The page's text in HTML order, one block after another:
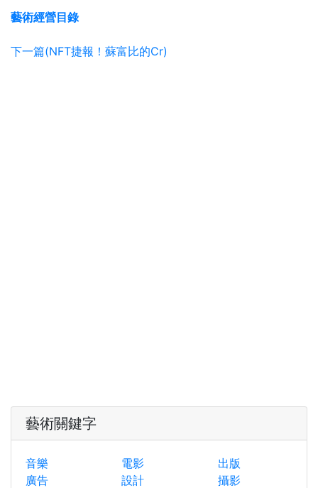
藝術經營目錄
下一篇(NFT捷報！蘇富比的Cr)
藝術關鍵字
音樂 電影
出版
廣告
設計 攝影